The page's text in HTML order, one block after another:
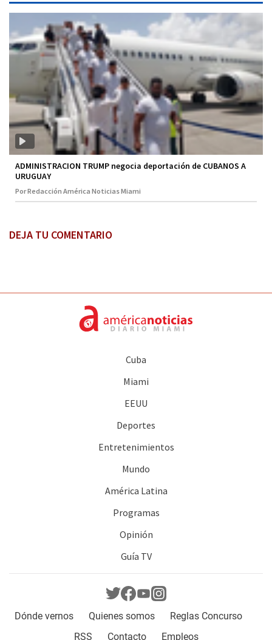
ADMINISTRACION TRUMP negocia deportación de CUBANOS A
URUGUAY
Por Redacción América Noticias Miami
DEJA TU COMENTARIO
Cuba
Miami
EEUU
Deportes
Entretenimientos
Mundo
América Latina
Programas
Opinión
Guía TV
Dónde vernos Quienes somos
Reglas Concurso
RSS
Contacto Empleos